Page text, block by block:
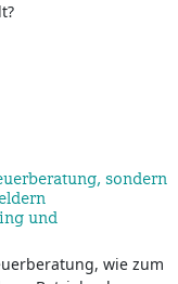
sondern
und
wie zum